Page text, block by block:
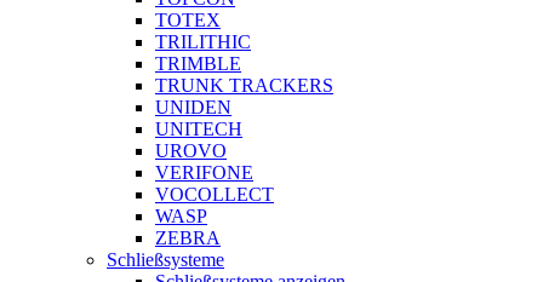
TOTEX
TRILITHIC
TRIMBLE
TRUNK TRACKERS
UNIDEN
UNITECH
UROVO
VERIFONE
VOCOLLECT
WASP
ZEBRA
Schließsysteme